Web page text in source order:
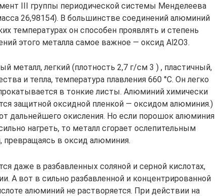
III группы периодической системы Менделеева
26,98154). В большинстве соединений алюминий
температурах он способен проявлять и степень
этого металла самое важное — оксид Al2O3.
металл, легкий (плотность 2,7 г/см 3 ) , пластичный,
и тепла, температура плавления 660 °C. Он легко
в тонкие листы. Алюминий химически
защитной оксидной пленкой — оксидом алюминия.)
дальнейшего окисления. Но если порошок алюминия
нагреть, то металл сгорает ослепительным
превращаясь в оксид алюминия.
даже в разбавленных соляной и серной кислотах,
А вот в сильно разбавленной и концентрированной
алюминий не растворяется. При действии на